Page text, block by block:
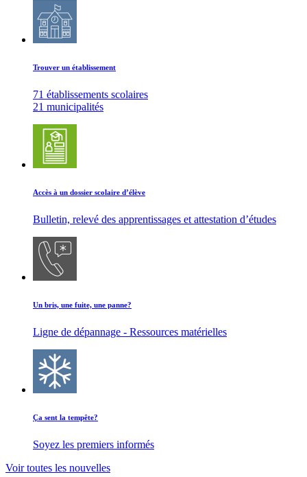
Trouver un établissement
71 établissements scolaires
21 municipalités
Accès à un dossier scolaire d’élève
Bulletin, relevé des apprentissages et attestation d’études
Un bris, une fuite, une panne?
Ligne de dépannage - Ressources matérielles
Ça sent la tempête?
Soyez les premiers informés
Voir toutes les nouvelles